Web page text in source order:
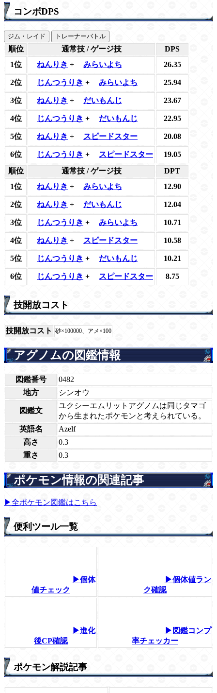
コンボDPS
ジム・レイド トレーナーバトル
順位 通常技 / ゲージ技
DPS
1位
ねんりき + みらいよち 26.35
2位 じんつうりき + みらいよち 25.94
3位 ねんりき + だいもんじ 23.67
4位 じんつうりき + だいもんじ 22.95
5位 ねんりき + スピードスター 20.08
6位 じんつうりき + スピードスター
19.05
順位
通常技 / ゲージ技
DPT
1位
ねんりき + みらいよち 12.90
2位 ねんりき + だいもんじ 12.04
3位 じんつうりき + みらいよち 10.71
4位 ねんりき + スピードスター 10.58
5位 じんつうりき + だいもんじ 10.21
6位 じんつうりき + スピードスター 8.75
技開放コスト
技開放コスト 砂×100000、アメ×100
アグノムの図鑑情報
図鑑番号
0482
地方
シンオウ
図鑑文
ユクシーエムリットアグノムは同じタマゴ
から生まれたポケモンと考えられている。
英語名
Azelf
高さ
0.3
重さ
0.3
ポケモン情報の関連記事
▶全ポケモン図鑑はこちら
便利ツール一覧
▶個体
値チェック
▶個体値ラン
ク確認
▶進化
後CP確認
▶図鑑コンプ
率チェッカー
ポケモン解説記事